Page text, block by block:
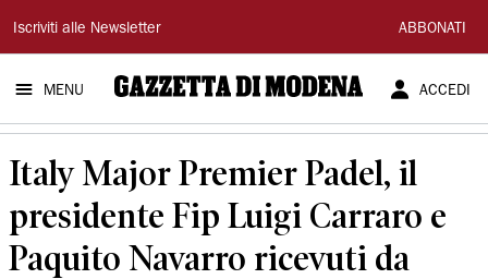
Gazzetta
di
Modena
Iscriviti alle Newsletter ABBONATI
MENU ACCEDI
Italy Major Premier Padel, il
presidente Fip Luigi Carraro e
Paquito Navarro ricevuti da